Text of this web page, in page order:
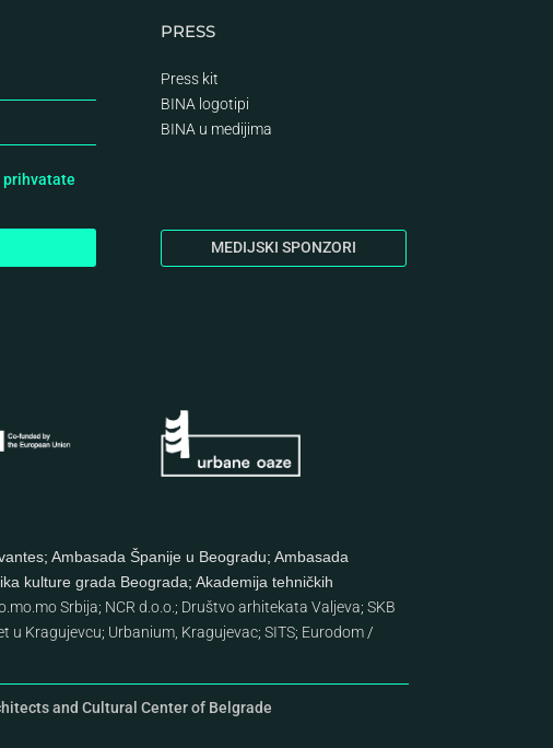
prihvatate
PRESS
Press kit
BINA logotipi
BINA u medijima
MEDIJSKI SPONZORI
;Ambasada Španije u Beogradu;Ambasada
kulture grada Beograda;Akademija tehničkih
Srbija; NCR d.o.o.; Društvo arhitekata Valjeva;SKB
u Kragujevcu; Urbanium, Kragujevac;SITS; Eurodom/
and Cultural Center of Belgrade